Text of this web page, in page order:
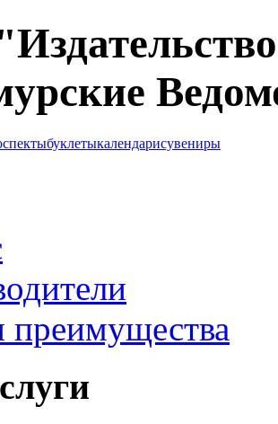
буклетыкалендарисувениры